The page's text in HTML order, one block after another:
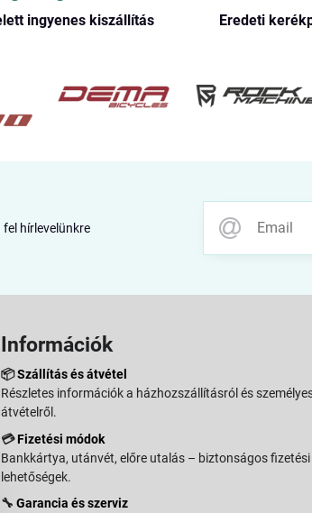
ingyenes kiszállítás Eredeti
hírlevelünkre
Információk
📦Szállítás és átvétel
Részletes információk a házhozszállításról és
átvételről.
💳Fizetési módok
Bankkártya, utánvét, előre utalás – biztonságos fizetési
lehetőségek.
🔧 Garancia és szerviz